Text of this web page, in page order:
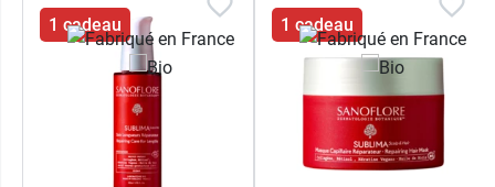
View this post on Instagram
1 cadeau 1 cadeau